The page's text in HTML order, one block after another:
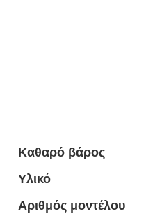
Καθαρό βάρος
Υλικό
Αριθμός μοντέλου